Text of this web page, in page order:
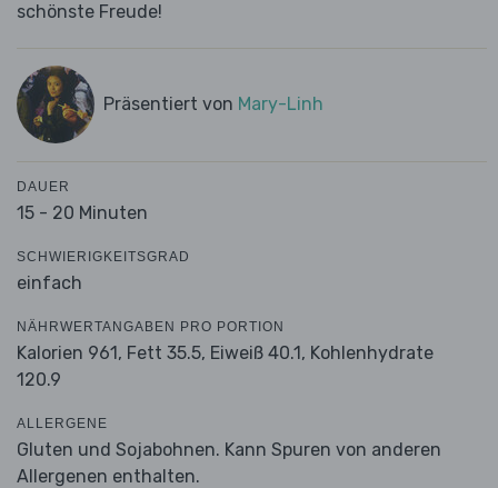
schönste Freude!
Präsentiert von Mary-Linh
DAUER
15 - 20 Minuten
SCHWIERIGKEITSGRAD
einfach
NÄHRWERTANGABEN PRO PORTION
Kalorien 961, Fett 35.5, Eiweiß 40.1, Kohlenhydrate
120.9
ALLERGENE
Gluten und Sojabohnen. Kann Spuren von anderen
Allergenen enthalten.